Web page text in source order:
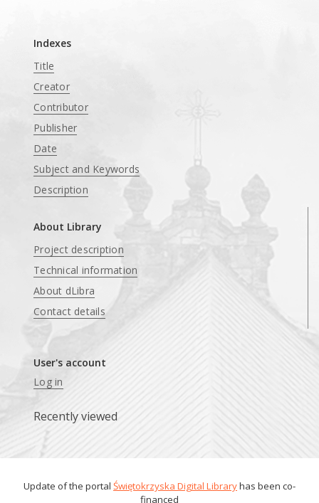
Indexes
Title
Creator
Contributor
Publisher
Date
Subject and Keywords
Description
About Library
Project description
Technical information
About dLibra
Contact details
User's account
Log in
Recently viewed
Update of the portal Świętokrzyska Digital Libraryhas been co-
financed